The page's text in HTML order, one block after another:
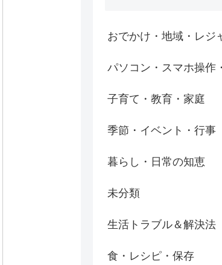
おでかけ・地域・レジ
パソコン・スマホ操作
子育て・教育・家庭
季節・イベント・行事
暮らし・日常の知恵
未分類
生活トラブル＆解決法
食・レシピ・保存